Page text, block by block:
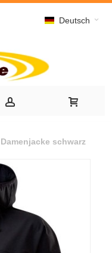
Deutsch
schwarz